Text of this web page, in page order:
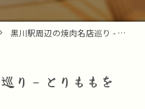
黒川駅周辺の焼肉名店巡り - とりももを堪能する
り - とりももを